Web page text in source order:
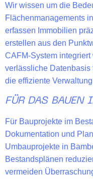
Wir wissen um die
Flächenmanagements
erfassen Immobilien
erstellen aus den
CAFM-System integriert
verlässliche Datenbasis
die effiziente
FÜR DAS BAUEN
Für Bauprojekte im
Dokumentation und
Umbauprojekte in
Bestandsplänen
vermeiden